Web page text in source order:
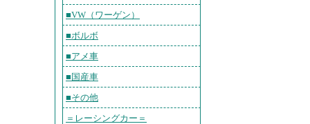
■VW（ワーゲン）
■ボルボ
■アメ車
■国産車
■その他
＝レーシングカー＝